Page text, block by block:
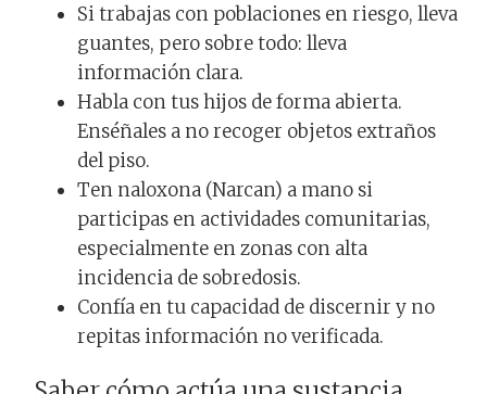
Si trabajas con poblaciones en riesgo, lleva
guantes, pero sobre todo: lleva
información clara.
Habla con tus hijos de forma abierta.
Enséñales a no recoger objetos extraños
del piso.
Ten naloxona (Narcan) a mano si
participas en actividades comunitarias,
especialmente en zonas con alta
incidencia de sobredosis.
Confía en tu capacidad de discernir y no
repitas información no verificada.